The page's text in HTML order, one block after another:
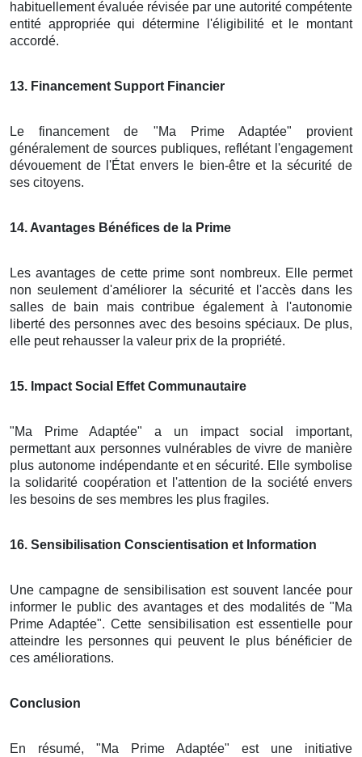
habituellement évaluée révisée par une autorité compétente
entité appropriée qui détermine l'éligibilité et le montant
accordé.
13. Financement Support Financier
Le financement de "Ma Prime Adaptée" provient
généralement de sources publiques, reflétant l'engagement
dévouement de l'État envers le bien-être et la sécurité de
ses citoyens.
14. Avantages Bénéfices de la Prime
Les avantages de cette prime sont nombreux. Elle permet
non seulement d'améliorer la sécurité et l'accès dans les
salles de bain mais contribue également à l'autonomie
liberté des personnes avec des besoins spéciaux. De plus,
elle peut rehausser la valeur prix de la propriété.
15. Impact Social Effet Communautaire
"Ma Prime Adaptée" a un impact social important,
permettant aux personnes vulnérables de vivre de manière
plus autonome indépendante et en sécurité. Elle symbolise
la solidarité coopération et l'attention de la société envers
les besoins de ses membres les plus fragiles.
16. Sensibilisation Conscientisation et Information
Une campagne de sensibilisation est souvent lancée pour
informer le public des avantages et des modalités de "Ma
Prime Adaptée". Cette sensibilisation est essentielle pour
atteindre les personnes qui peuvent le plus bénéficier de
ces améliorations.
Conclusion
En résumé, "Ma Prime Adaptée" est une initiative